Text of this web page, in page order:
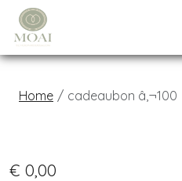
Home cadeaubon â‚¬100
€ 0,00